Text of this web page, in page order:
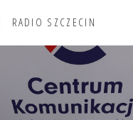
RADIO SZCZECIN